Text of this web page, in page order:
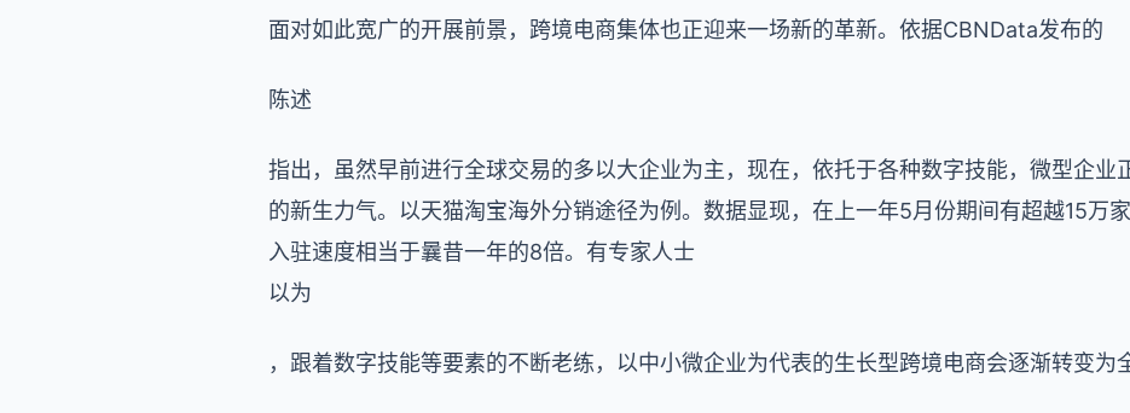
面对如此宽广的开展前景，跨境电商集体也正迎来一场新的革新。依据CBNData发布的
陈述
指出，虽然早前进行全球交易的多以大企业为主，现在，依托于各种数字技能，微型企业
的新生力气。以天猫淘宝海外分销途径为例。数据显现，在上一年5月份期间有超越15万
入驻速度相当于曩昔一年的8倍。有专家人士
以为
，跟着数字技能等要素的不断老练，以中小微企业为代表的生长型跨境电商会逐渐转变为